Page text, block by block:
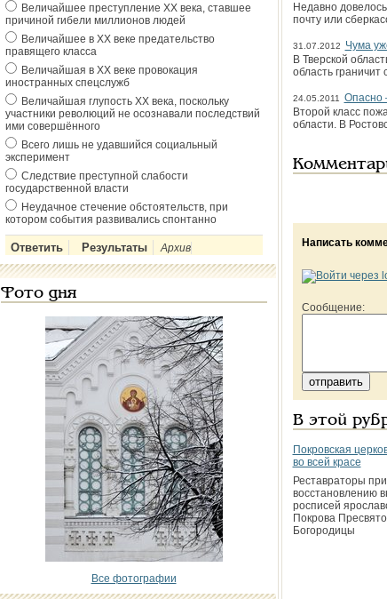
Величайшее преступление ХХ века, ставшее
причиной гибели миллионов людей
Величайшее в ХХ веке предательство
правящего класса
Величайшая в ХХ веке провокация
иностранных спецслужб
Величайшая глупость ХХ века, поскольку
участники революций не осознавали последствий
ими совершённого
Всего лишь не удавшийся социальный
эксперимент
Следствие преступной слабости
государственной власти
Неудачное стечение обстоятельств, при
котором события развивались спонтанно
Архив
Фото дня
Все фотографии
Недавно
почту или
31.07.2012
Чума
В Тверской
область
24.05.2011
Опасно
Второй класс
области. В
Написать
Сообщение:
В этой
Покровская
во всей красе
Реставраторы
восстановлению
росписей
Покрова
Богородицы